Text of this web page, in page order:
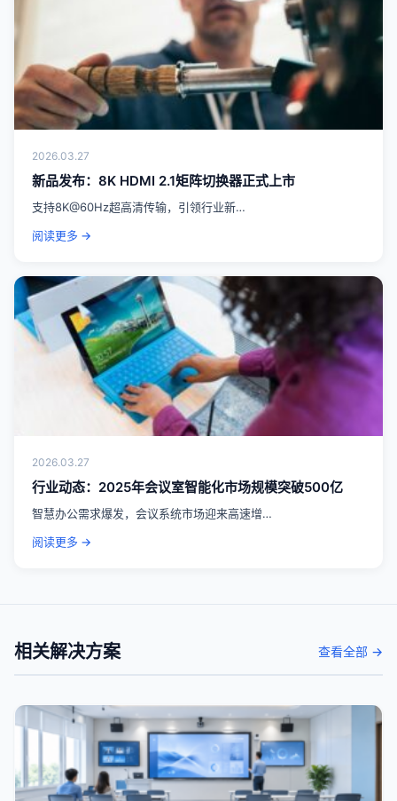
2026.03.27
新品发布：8K HDMI 2.1矩阵切换器正式上市
支持8K@60Hz超高清传输，引领行业新…
阅读更多 →
2026.03.27
行业动态：2025年会议室智能化市场规模突破500亿
智慧办公需求爆发，会议系统市场迎来高速增…
阅读更多 →
相关解决方案 查看全部 →